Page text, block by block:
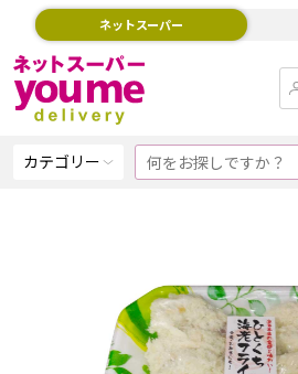
ネットスーパー
カテゴリー